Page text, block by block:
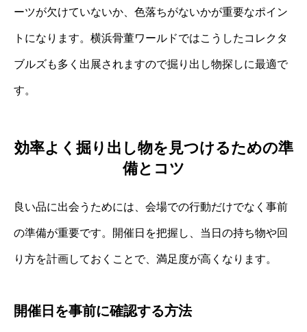
ーツが欠けていないか、色落ちがないかが重要なポイン
トになります。横浜骨董ワールドではこうしたコレクタ
ブルズも多く出展されますので掘り出し物探しに最適で
す。
効率よく掘り出し物を見つけるための準
備とコツ
良い品に出会うためには、会場での行動だけでなく事前
の準備が重要です。開催日を把握し、当日の持ち物や回
り方を計画しておくことで、満足度が高くなります。
開催日を事前に確認する方法